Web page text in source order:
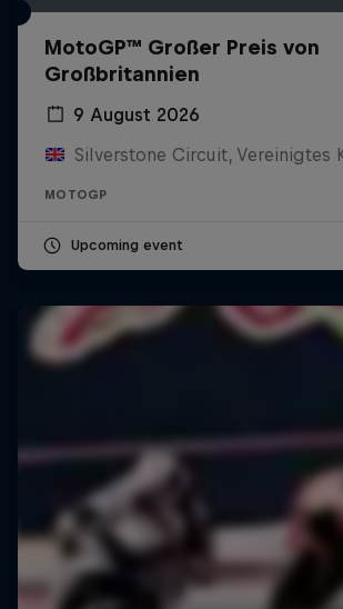
MotoGP™ Großer Preis von
Großbritannien
9 August 2026
Silverstone Circuit, Vereinigtes
MOTOGP
Upcoming event